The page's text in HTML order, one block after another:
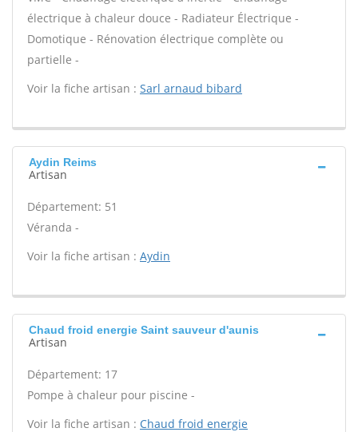
électrique à chaleur douce - Radiateur Électrique -
Domotique - Rénovation électrique complète ou
partielle -
Voir la fiche artisan : Sarl arnaud bibard
Aydin Reims
Artisan
Département: 51
Véranda -
Voir la fiche artisan : Aydin
Chaud froid energie Saint sauveur d'aunis
Artisan
Département: 17
Pompe à chaleur pour piscine -
Voir la fiche artisan : Chaud froid energie